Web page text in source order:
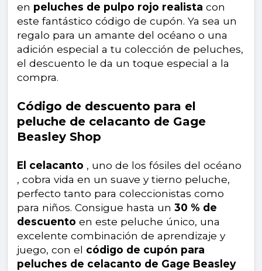
en peluches de pulpo rojo realista con
este fantástico código de cupón. Ya sea un
regalo para un amante del océano o una
adición especial a tu colección de peluches,
el descuento le da un toque especial a la
compra.
Código de descuento para el
peluche de celacanto de Gage
Beasley Shop
El celacanto , uno de los fósiles del océano
, cobra vida en un suave y tierno peluche,
perfecto tanto para coleccionistas como
para niños. Consigue hasta un 30 % de
descuento en este peluche único, una
excelente combinación de aprendizaje y
juego, con el código de cupón para
peluches de celacanto de Gage Beasley